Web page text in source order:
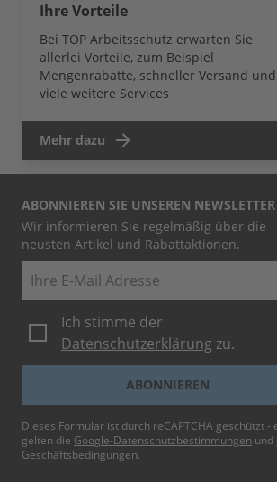
Ihre Vorteile
Bei TOP Arbeitsschutz erwarten Sie
allerlei Vorteile, zum Beispiel
Mengenrabatte, schneller Versand und
viele weitere Services
Mehr dazu
ABONNIEREN SIE UNSEREN NEWSLETTER
Wir informieren Sie regelmäßig über die
neusten Artikel und Rabattaktionen.
E-Mail
Ich stimme der
Datenschutzerklärung zu.
ABONNIEREN
Dieses Formular ist durch reCAPTCHA geschützt -
gelten die Google-Datenschutzbestimmungen und
Geschäftsbedingungen.